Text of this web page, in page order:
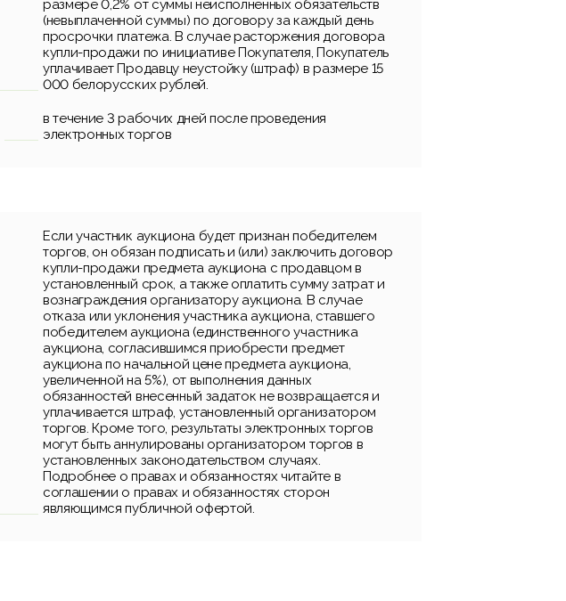
размере 0,2% от суммы неисполненных обязательств
(невыплаченной суммы) по договору за каждый день
просрочки платежа. В случае расторжения договора
купли-продажи по инициативе Покупателя, Покупатель
уплачивает Продавцу неустойку (штраф) в размере 15
000 белорусских рублей.
в течение 3 рабочих дней после проведения
электронных торгов
Если участник аукциона будет признан победителем
торгов, он обязан подписать и (или) заключить договор
купли-продажи предмета аукциона с продавцом в
установленный срок, а также оплатить сумму затрат и
вознаграждения организатору аукциона. В случае
отказа или уклонения участника аукциона, ставшего
победителем аукциона (единственного участника
аукциона, согласившимся приобрести предмет
аукциона по начальной цене предмета аукциона,
увеличенной на 5%), от выполнения данных
обязанностей внесенный задаток не возвращается и
уплачивается штраф, установленный организатором
торгов. Кроме того, результаты электронных торгов
могут быть аннулированы организатором торгов в
установленных законодательством случаях.
Подробнее о правах и обязанностях читайте в
соглашении о правах и обязанностях сторон
являющимся публичной офертой.